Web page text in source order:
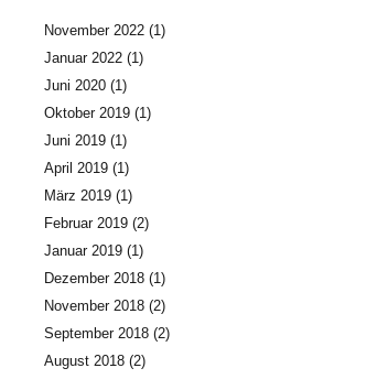
November 2022 (1)
Januar 2022 (1)
Juni 2020 (1)
Oktober 2019 (1)
Juni 2019 (1)
April 2019 (1)
März 2019 (1)
Februar 2019 (2)
Januar 2019 (1)
Dezember 2018 (1)
November 2018 (2)
September 2018 (2)
August 2018 (2)